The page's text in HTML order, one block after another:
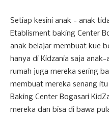
Setiap kesini anak - anak
Etablisment baking Center
anak belajar membuat kue
hanya di Kidzania saja
rumah juga mereka sering
membuat mereka senang
Baking Center Bogasari
mereka dan bisa di bawa